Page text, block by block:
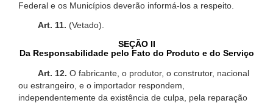
Federal e os Municípios deverão informá-los a respeito.
Art. 11. (Vetado).
SEÇÃO II
Da Responsabilidade pelo Fato do Produto e do Serviço
Art. 12. O fabricante, o produtor, o construtor, nacional
ou estrangeiro, e o importador respondem,
independentemente da existência de culpa, pela reparação